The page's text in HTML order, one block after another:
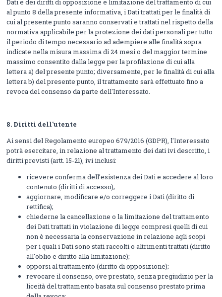
Dati e dei diritti di opposizione e limitazione del trattamento di cui
al punto 8 della presente informativa, i Dati trattati per le finalità di
cui al presente punto saranno conservati e trattati nel rispetto della
normativa applicabile per la protezione dei dati personali per tutto
il periodo di tempo necessario ad adempiere alle finalità sopra
indicate nella misura massima di 24 mesi o del maggior termine
massimo consentito dalla legge per la profilazione di cui alla
lettera a) del presente punto; diversamente, per le finalità di cui alla
lettera b) del presente punto, il trattamento sarà effettuato fino a
revoca del consenso da parte dell'Interessato.
8. Diritti dell'utente
Ai sensi del Regolamento europeo 679/2016 (GDPR), l'Interessato
potrà esercitare, in relazione al trattamento dei dati ivi descritto, i
diritti previsti (artt. 15-21), ivi inclusi:
ricevere conferma dell’esistenza dei Dati e accedere al loro
contenuto (diritti di accesso);
aggiornare, modificare e/o correggere i Dati (diritto di
rettifica);
chiederne la cancellazione o la limitazione del trattamento
dei Dati trattati in violazione di legge compresi quelli di cui
non è necessaria la conservazione in relazione agli scopi
per i quali i Dati sono stati raccolti o altrimenti trattati (diritto
all'oblio e diritto alla limitazione);
opporsi al trattamento (diritto di opposizione);
revocare il consenso, ove prestato, senza pregiudizio per la
liceità del trattamento basata sul consenso prestato prima